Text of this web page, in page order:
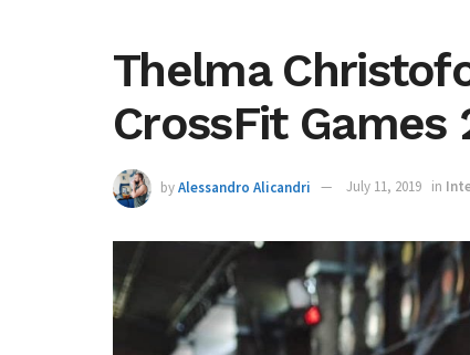
Thelma
CrossFit Games
byAlessandro Alicandri July 11, 2019 in